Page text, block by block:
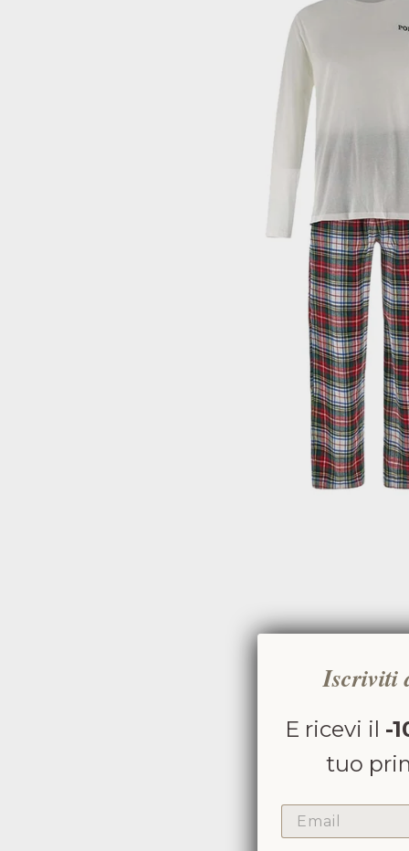
Iscriviti
E ricevi il -
tuo
EMAIL